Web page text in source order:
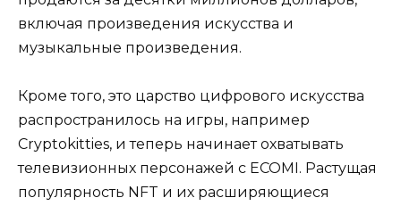
включая произведения искусства и
музыкальные произведения.
Кроме того, это царство цифрового искусства
распространилось на игры, например
Cryptokitties, и теперь начинает охватывать
телевизионных персонажей с ECOMI. Растущая
популярность NFT и их расширяющиеся